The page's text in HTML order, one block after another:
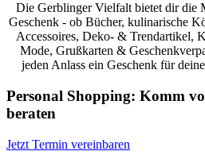
Die Gerblinger Vielfalt bietet dir die
Geschenk - ob Bücher, kulinarische
Accessoires, Deko- & Trendartikel,
Mode, Grußkarten &
jeden Anlass ein Geschenk für
Personal Shopping: Komm
beraten
Jetzt Termin vereinbaren